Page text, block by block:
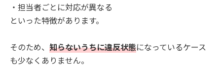
・担当者ごとに対応が異なる
といった特徴があります。
そのため、 知らないうちに違反状態になっているケース
も少なくありません。